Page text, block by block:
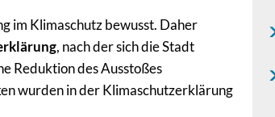
im Klimaschutz bewusst. Daher
, nach der sich die Stadt
Reduktion des Ausstoßes
wurden in der Klimaschutzerklärung